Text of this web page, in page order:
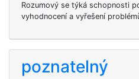
Rozumový se týká schopnosti
vyhodnocení a vyřešení
poznatelný